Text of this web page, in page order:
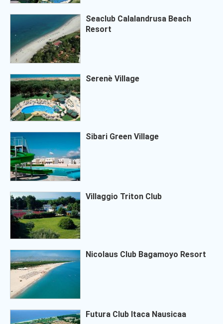
Seaclub Calalandrusa Beach
Resort
Serenè Village
Sibari Green Village
Villaggio Triton Club
Nicolaus Club Bagamoyo Resort
Futura Club Itaca Nausicaa